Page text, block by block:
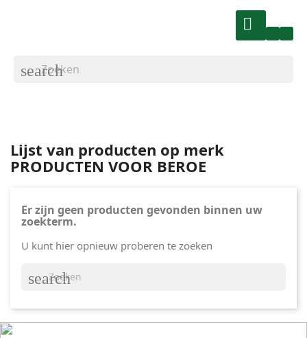

search
Lijst van producten op merk
PRODUCTEN VOOR BEROE
Er zijn geen producten gevonden binnen uw
zoekterm.
U kunt hier opnieuw proberen te zoeken
search